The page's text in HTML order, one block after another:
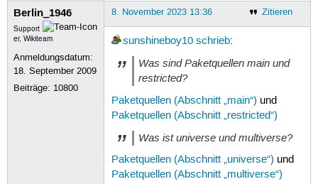
Berlin_1946
Support
er, Wikiteam
Anmeldungsdatum:
18. September 2009
Beiträge: 10800
Zitieren
8. November 2023 13:36
sunshineboy10 schrieb:
Was sind Paketquellen main und
restricted?
Paketquellen (Abschnitt „main“) und
Paketquellen (Abschnitt „restricted“)
Was ist universe und multiverse?
Paketquellen (Abschnitt „universe“) und
Paketquellen (Abschnitt „multiverse“)